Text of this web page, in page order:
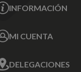
INFORMACIÓN
Sobre nosotros
MI CUENTA
Mis Direcciones
DELEGACIONES